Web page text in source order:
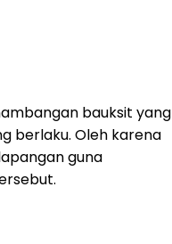
bauksit yang
berlaku. Oleh karena
guna